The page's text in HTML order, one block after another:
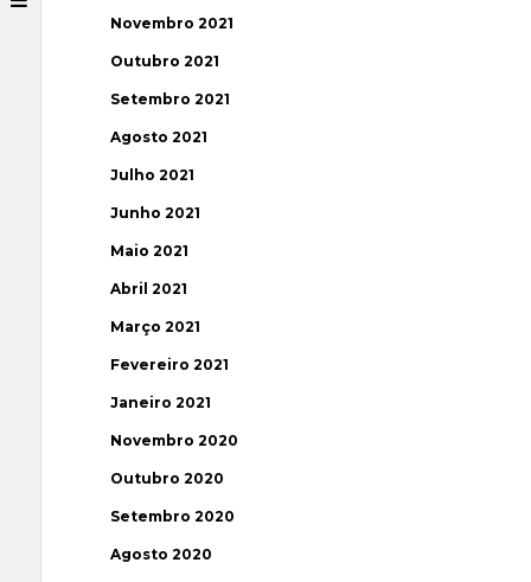
Novembro 2021
Outubro 2021
Setembro 2021
Agosto 2021
Julho 2021
Junho 2021
Maio 2021
Abril 2021
Março 2021
Fevereiro 2021
Janeiro 2021
Novembro 2020
Outubro 2020
Setembro 2020
Agosto 2020